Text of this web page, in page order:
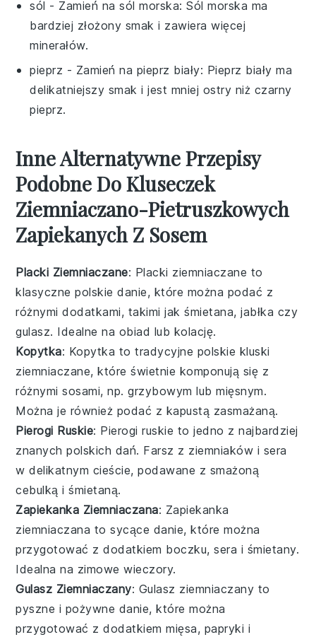
sól - Zamień nasól morska: Sól morska ma
bardziej złożony smak i zawiera więcej
minerałów.
pieprz - Zamień na pieprz biały: Pieprz biały ma
delikatniejszy smak i jest mniej ostry niż czarny
pieprz.
Inne Alternatywne Przepisy
Podobne Do Kluseczek
Ziemniaczano-Pietruszkowych
Zapiekanych Z Sosem
Placki Ziemniaczane: Placki ziemniaczane to
klasyczne polskie danie, które można podać z
różnymi dodatkami, takimi jakśmietana,jabłka czy
gulasz. Idealne na obiad lub kolację.
Kopytka: Kopytka to tradycyjne polskie kluski
ziemniaczane, które świetnie komponują się z
różnymi sosami, np.grzybowym lubmięsnym.
Można je również podać z kapustą zasmażaną.
Pierogi Ruskie: Pierogi ruskie to jedno z najbardziej
znanych polskich dań. Farsz z ziemniaków i sera
w delikatnym cieście, podawane z smażoną
cebulką iśmietaną.
Zapiekanka Ziemniaczana: Zapiekanka
ziemniaczana to sycące danie, które można
przygotować z dodatkiem boczku,sera i śmietany.
Idealna na zimowe wieczory.
Gulasz Ziemniaczany: Gulasz ziemniaczany to
pyszne i pożywne danie, które można
przygotować z dodatkiemmięsa, papryki i